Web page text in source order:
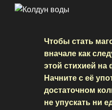
Чтобы стать
вначале как
этой стихией на
Начните с её
достаточном
не упускать ни